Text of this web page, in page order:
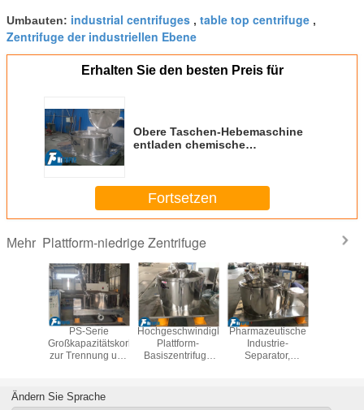
Umbauten: industrial centrifuges , table top centrifuge ,
Zentrifuge der industriellen Ebene
Erhalten Sie den besten Preis für
Obere Taschen-Hebemaschine
entladen chemische
Entwässerungstrennzeichen
Fortsetzen
Mehr Plattform-niedrige Zentrifuge
PS-Serie
Großkapazitätskorbzentrifuge
zur Trennung und
Hochgeschwindigkeitszentrifugalkraftfeld-
Plattform-
Basiszentrifuge
Pharmazeutische
Industrie-
Separator,
manuelle
Ändern Sie Sprache